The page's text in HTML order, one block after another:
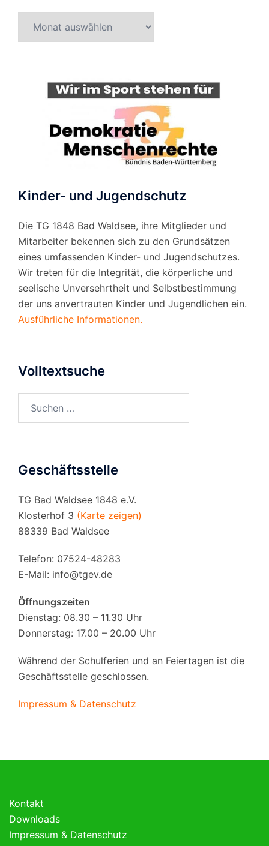
nach
Kinder- und Jugendschutz
Die TG 1848 Bad Waldsee, ihre Mitglieder und
Mitarbeiter bekennen sich zu den Grundsätzen
eines umfassenden Kinder- und Jugendschutzes.
Wir treten für die Integrität, die körperliche und
seelische Unversehrtheit und Selbstbestimmung
der uns anvertrauten Kinder und Jugendlichen ein.
Ausführliche Informationen.
Volltextsuche
Geschäftsstelle
TG Bad Waldsee 1848 e.V.
Klosterhof 3 (Karte zeigen)
88339 Bad Waldsee
Telefon: 07524-48283
E-Mail: info@tgev.de
Öffnungszeiten
Dienstag: 08.30 – 11.30 Uhr
Donnerstag: 17.00 – 20.00 Uhr
Während der Schulferien und an Feiertagen ist die
Geschäftsstelle geschlossen.
Impressum & Datenschutz
Kontakt
Downloads
Impressum & Datenschutz